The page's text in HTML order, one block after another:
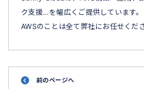
ク支援…を幅広くご提供しています。
AWSのことは全て弊社にお任せくだ
前のページへ